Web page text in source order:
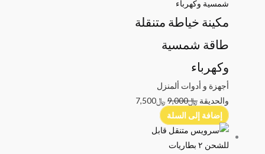
مكينة خياطة متنقلة
طاقة شمسية
وكهرباء
أجهزة و أدوات ألمنزل
والحديقة﷼9,000 ﷼7,500
إضافة إلى السلة